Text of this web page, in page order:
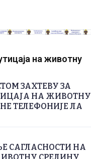
на животну
ЗАХТЕВУ ЗА
НА ЖИВОТНУ
ТЕЛЕФОНИЈЕ ЛА
САГЛАСНОСТИ НА